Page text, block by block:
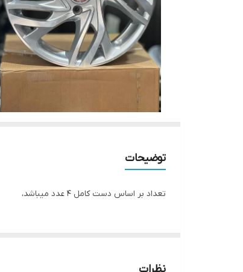
توضیحات
تعداد بر اساس دست کامل ۴ عدد میباشد،